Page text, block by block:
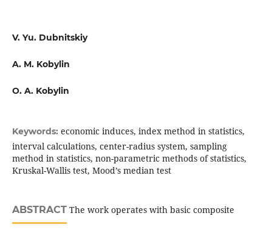
V. Yu. Dubnitskiy
A. M. Kobylin
O. A. Kobylin
Keywords: economic induces, index method in statistics,
interval calculations, center-radius system, sampling
method in statistics, non-parametric methods of statistics,
Kruskal-Wallis test, Mood’s median test
ABSTRACTThe work operates with basic composite